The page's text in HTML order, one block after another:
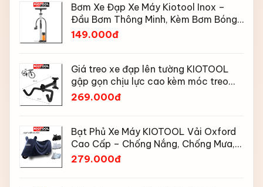
Bơm Xe Đạp Xe Máy Kiotool Inox –
Đầu Bơm Thông Minh, Kèm Bơm Bóng,
Đồng Hồ 160 PSI
149.000đ
Giá treo xe đạp lên tường KIOTOOL
gập gọn chịu lực cao kèm móc treo
mũ bảo hiểm
269.000đ
Bạt Phủ Xe Máy KIOTOOL Vải Oxford
Cao Cấp – Chống Nắng, Chống Mưa,
Chống Bụi, Chống Tia UV, Có Phản
279.000đ